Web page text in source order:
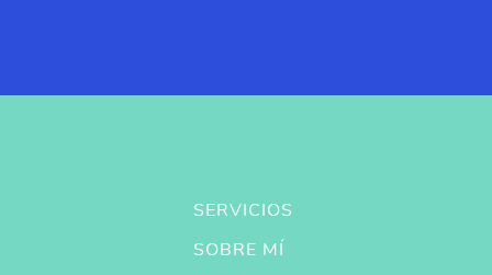
SERVICIOS
SOBRE MÍ